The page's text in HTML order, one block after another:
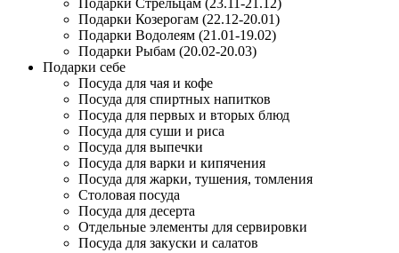
Подарки Стрельцам (23.11-21.12)
Подарки Козерогам (22.12-20.01)
Подарки Водолеям (21.01-19.02)
Подарки Рыбам (20.02-20.03)
Подарки себе
Посуда для чая и кофе
Посуда для спиртных напитков
Посуда для первых и вторых блюд
Посуда для суши и риса
Посуда для выпечки
Посуда для варки и кипячения
Посуда для жарки, тушения, томления
Столовая посуда
Посуда для десерта
Отдельные элементы для сервировки
Посуда для закуски и салатов